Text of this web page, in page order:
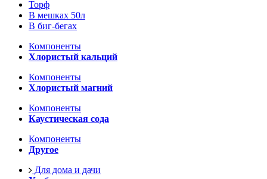
Торф
В мешках 50л
В биг-бегах
Компоненты
Хлористый кальций
Компоненты
Хлористый магний
Компоненты
Каустическая сода
Компоненты
Другое
Для дома и дачи